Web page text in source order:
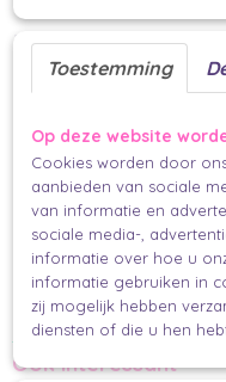
Toepassingen:
Maak van elk cadeau een
Snel en moeiteloos te
meer.
Inhoud van de Set:
Set van 3 stuks
Breng jouw unieke stijl tot leven
persoonlijke touch toe aan ieder
Ready to make your gifts pop?
Ook interessant
Toestemming
Op deze website
Cookies worden door
aanbieden van sociale
van informatie en
sociale media-,
informatie over hoe u
informatie gebruiken in
zij mogelijk hebben
diensten of die u hen